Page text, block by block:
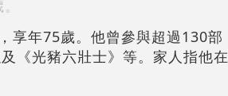
享年75歲。他曾參與超過130部
《光豬六壯士》等。家人指他在